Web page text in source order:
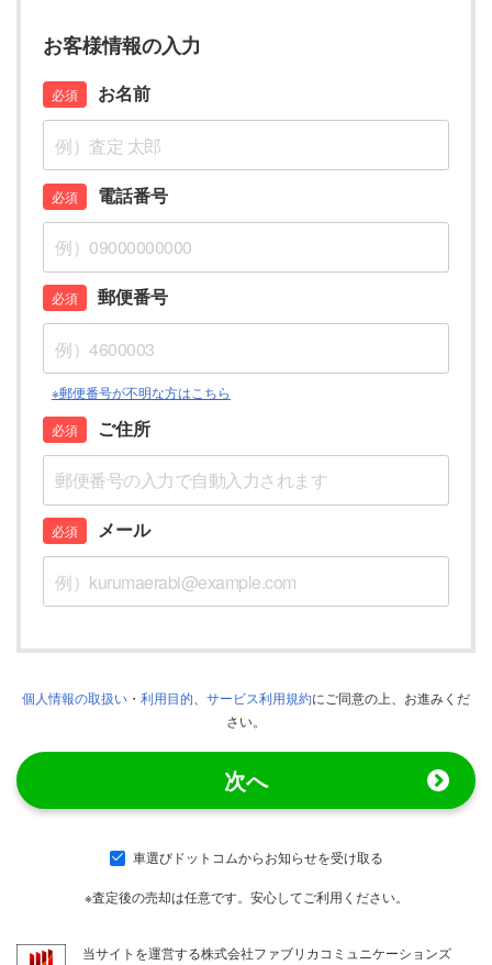
お客様情報の入力
お名前
電話番号
郵便番号
※郵便番号が不明な方はこちら
ご住所
メール
個人情報の取扱い ・ 利用目的 サービス利用規約にご同意の上、お進みくだ
さい。
次へ
車選びドットコムからお知らせを受け取る
※査定後の売却は任意です。安心してご利用ください。
当サイトを運営する株式会社ファブリカコミュニケーションズ